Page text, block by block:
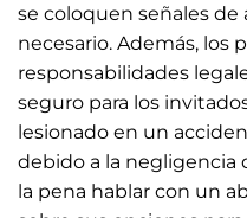
se coloquen señales
necesario. Además, los
responsabilidades
seguro para los
lesionado en un
debido a la negligencia
la pena hablar con un